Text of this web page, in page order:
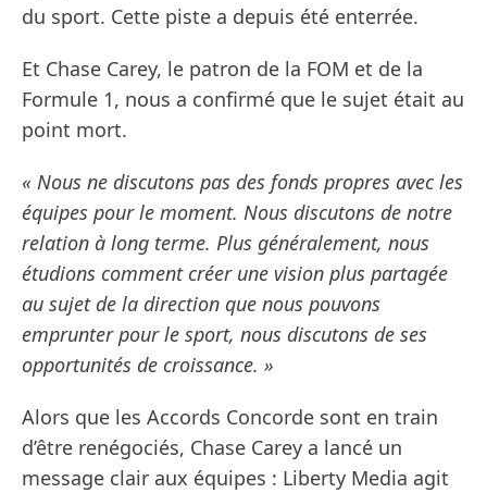
du sport. Cette piste a depuis été enterrée.
Et Chase Carey, le patron de la FOM et de la
Formule 1, nous a confirmé que le sujet était au
point mort.
« Nous ne discutons pas des fonds propres avec les
équipes pour le moment. Nous discutons de notre
relation à long terme. Plus généralement, nous
étudions comment créer une vision plus partagée
au sujet de la direction que nous pouvons
emprunter pour le sport, nous discutons de ses
opportunités de croissance. »
Alors que les Accords Concorde sont en train
d’être renégociés, Chase Carey a lancé un
message clair aux équipes : Liberty Media agit